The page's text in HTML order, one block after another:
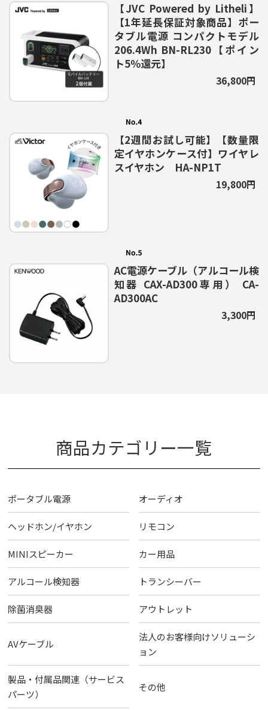
【JVC Powered by Litheli】
【1年延長保証対象商品】ポー
タブル電源 コンパクトモデル
206.4Wh BN-RL230【ポイン
ト5％還元】
36,800円
【2週間お試し可能】【数量限
定イヤホンケース付】ワイヤレ
スイヤホン HA-NP1T
19,800円
AC電源ケーブル（アルコール検
知器 CAX-AD300専用） CA-
AD300AC
3,300円
商品カテゴリー一覧
ポータブル電源 オーディオ
ヘッドホン/イヤホン リモコン
MINIスピーカー カー用品
アルコール検知器 トランシーバー
除菌消臭器 アウトレット
AVケーブル
法人のお客様向けソリューシ
ョン
製品・付属品関連（サービス
パーツ）
その他